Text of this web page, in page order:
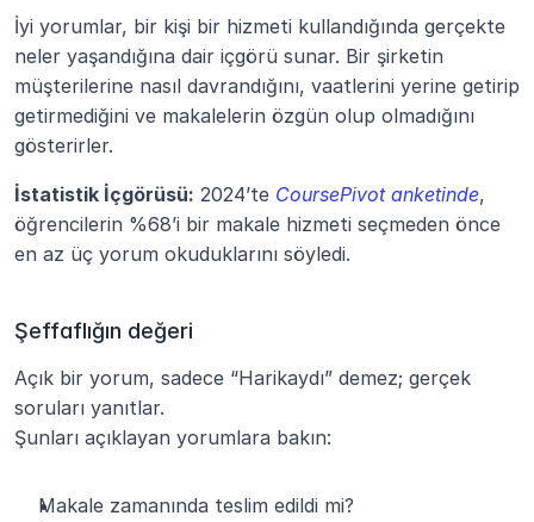
İyi yorumlar, bir kişi bir hizmeti kullandığında gerçekte
neler yaşandığına dair içgörü sunar. Bir şirketin
müşterilerine nasıl davrandığını, vaatlerini yerine getirip
getirmediğini ve makalelerin özgün olup olmadığını
gösterirler.
İstatistik İçgörüsü: 2024’te CoursePivot anketinde,
öğrencilerin %68’i bir makale hizmeti seçmeden önce
en az üç yorum okuduklarını söyledi.
Şeffaflığın değeri
Açık bir yorum, sadece “Harikaydı” demez; gerçek
soruları yanıtlar.
Şunları açıklayan yorumlara bakın:
Makale zamanında teslim edildi mi?